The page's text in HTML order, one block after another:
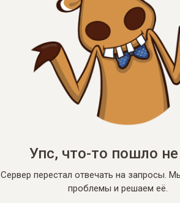
Упс, что-то пошло
Сервер перестал отвечать на запросы.
проблемы и решаем её.